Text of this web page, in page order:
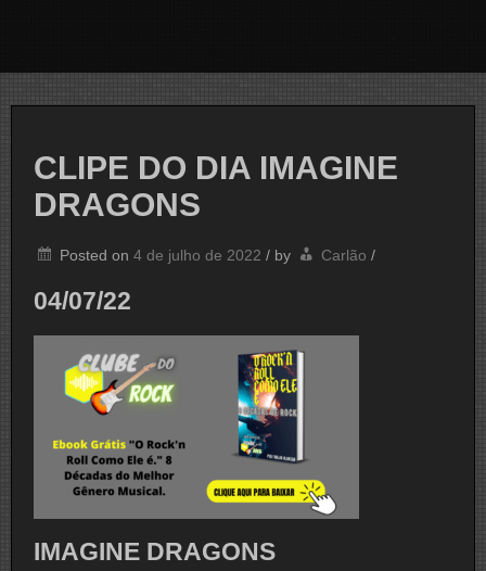
CLIPE DO DIA IMAGINE
DRAGONS
Posted on 4 de julho de 2022 / by Carlão /
04/07/22
IMAGINE DRAGONS